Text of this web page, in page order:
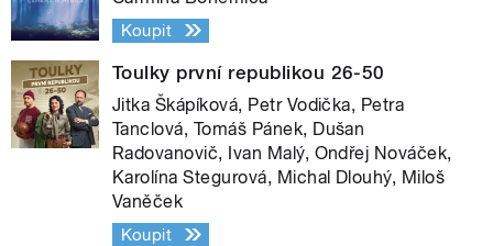
Koupit
Toulky první republikou 26-50
Jitka Škápíková, Petr Vodička, Petra
Tanclová, Tomáš Pánek, Dušan
Radovanovič, Ivan Malý, Ondřej Nováček,
Karolína Stegurová, Michal Dlouhý, Miloš
Vaněček
Koupit